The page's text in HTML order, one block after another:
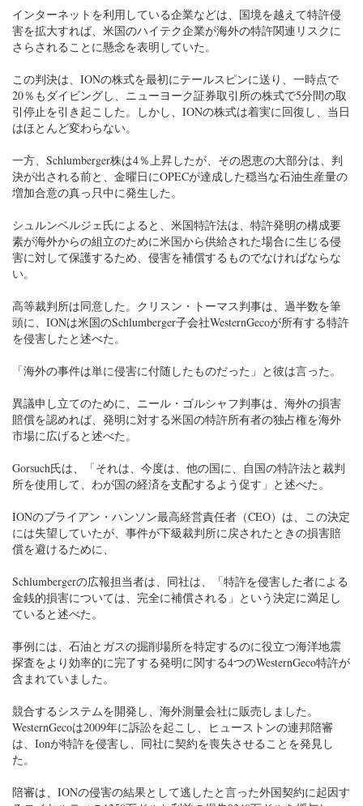
インターネットを利用している企業などは、国境を越えて特許侵
害を拡大すれば、米国のハイテク企業が海外の特許関連リスクに
さらされることに懸念を表明していた。
この判決は、IONの株式を最初にテールスピンに送り、一時点で
20％もダイビングし、ニューヨーク証券取引所の株式で5分間の取
引停止を引き起こした。しかし、IONの株式は着実に回復し、当日
はほとんど変わらない。
一方、Schlumberger株は4％上昇したが、その恩恵の大部分は、判
決が出される前と、金曜日にOPECが達成した穏当な石油生産量の
増加合意の真っ只中に発生した。
シュルンベルジェ氏によると、米国特許法は、特許発明の構成要
素が海外からの組立のために米国から供給された場合に生じる侵
害に対して保護するため、侵害を補償するものでなければならな
い。
高等裁判所は同意した。クリスン・トーマス判事は、過半数を筆
頭に、IONは米国のSchlumberger子会社WesternGecoが所有する特許
を侵害したと述べた。
「海外の事件は単に侵害に付随したものだった」と彼は言った。
異議申し立てのために、ニール・ゴルシャフ判事は、海外の損害
賠償を認めれば、発明に対する米国の特許所有者の独占権を海外
市場に広げると述べた。
Gorsuch氏は、「それは、今度は、他の国に、自国の特許法と裁判
所を使用して、わが国の経済を支配するよう促す」と述べた。
IONのブライアン・ハンソン最高経営責任者（CEO）は、この決定
には失望していたが、事件が下級裁判所に戻されたときの損害賠
償を避けるために、
Schlumbergerの広報担当者は、同社は、「特許を侵害した者による
金銭的損害については、完全に補償される」という決定に満足し
ていると述べた。
事例には、石油とガスの掘削場所を特定するのに役立つ海洋地震
探査をより効率的に完了する発明に関する4つのWesternGeco特許が
含まれていました。
競合するシステムを開発し、海外測量会社に販売しました。
WesternGecoは2009年に訴訟を起こし、ヒューストンの連邦陪審
は、Ionが特許を侵害し、同社に契約を喪失させることを発見し
た。
陪審は、IONの侵害の結果として逃したと言った外国契約に起因す